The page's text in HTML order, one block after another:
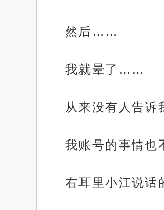
然后……
我就晕了……
从来没有人告诉
我账号的事情也
右耳里小江说话